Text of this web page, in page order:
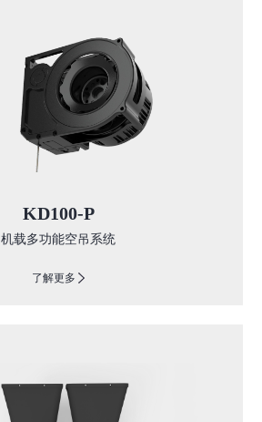
KD100-P
机载多功能空吊系统
了解更多